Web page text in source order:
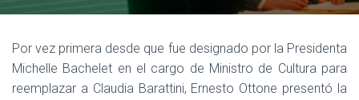
E
V
E
G
Por vez primera desde que fue designado por la Presidenta
Michelle Bachelet en el cargo de Ministro de Cultura para
reemplazar a Claudia Barattini, Ernesto Ottone presentó la